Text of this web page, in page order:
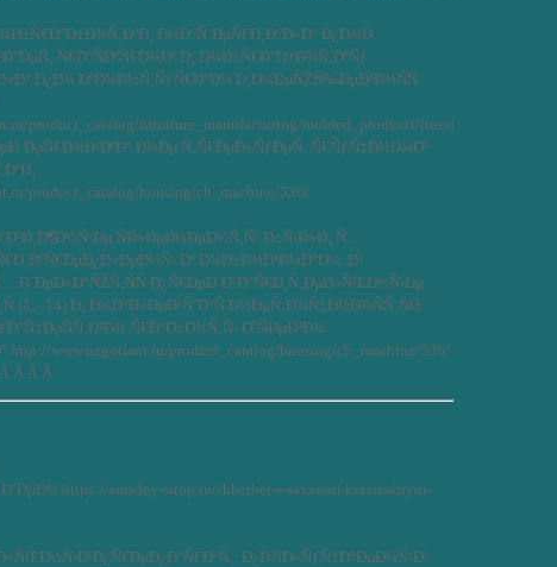
Ð¼Ð°Ñ‚ÐµÑ€Ð¸Ð°Ð»Ð° Ð¿Ð¾Ð
Ñ€Ð°ÑÐºÑ€Ð¾Ð¹ Ð¸ Ð¾Ð±Ñ€Ð°Ð±Ð¾Ñ‚ÐºÑƒ
Ð¿Ð¾ ÐºÐ¾Ð½Ñ‚ÑƒÑ€Ð°Ð¼ Ð¸Ð¼ÐµÑŽÑ‰ÐµÐ³Ð¾ÑÑ
product_catalog/furniture_manufacturing/molded_products/lineslaminating/511/
Ð½Ðµ Ñ‚Ñ€ÐµÐ±ÑƒÐµÑ‚ Ñ€ÑƒÑ‡Ð½Ð¾Ð¹
product_catalog/housing/ch_machine/536/
ÑÐ»ÐµÐ¼ÐµÐ½Ñ‚Ñ‹ Ð±Ñ‹Ð»Ð¸ Ñ…
Ðº Ð¾Ð±Ð¾Ð¹Ð¼Ð°Ð¼, Ð²
Ð¿Ñ€ÐµÐ´Ð²Ð°Ñ€Ð¸Ñ‚ÐµÐ»ÑŒÐ½Ñ‹Ðµ
(â„–14) Ð¸ Ð¼Ð°Ð»ÐµÐ¹ÑˆÐ°Ñ Ð½ÐµÑ‚Ð¾Ñ‡Ð½Ð¾ÑÑ‚ÑŒ
Ñ€Ð°Ð±Ð¾Ñ‚Ñ‹ Ð²ÑÐµÐ³Ð¾
http://www.negotiant.ru/product_catalog/housing/ch_machine/536/
Â Â Â
Ð‘ÐµÐ½ https://amadey-sirop.ru/shherbet-s-saxarom-kraxmalnym-
Ð¿Ð¾Ð»ÑƒÑ‡Ð°ÐµÐ¼Ñ‹Ð¹